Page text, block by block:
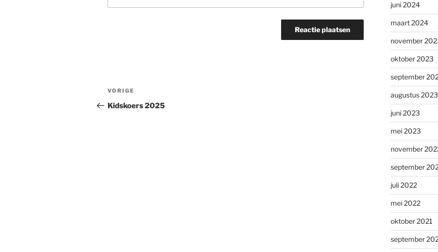
Bericht
navigatie
Vorig
bericht
VORIGE
Kidskoers 2025
juni 2024
maart 2024
november
oktober 2023
september
augustus 2023
juni 2023
mei 2023
november
september
juli 2022
mei 2022
oktober 2021
september